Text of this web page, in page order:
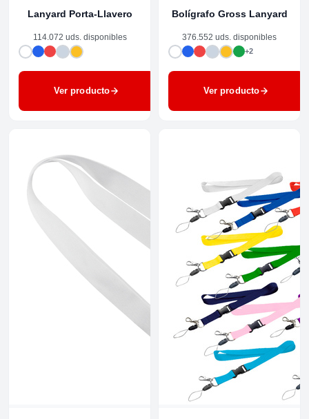
Lanyard Porta-Llavero
114.072 uds. disponibles
Ver producto
Bolígrafo Gross Lanyard
376.552 uds. disponibles
+2
Ver producto